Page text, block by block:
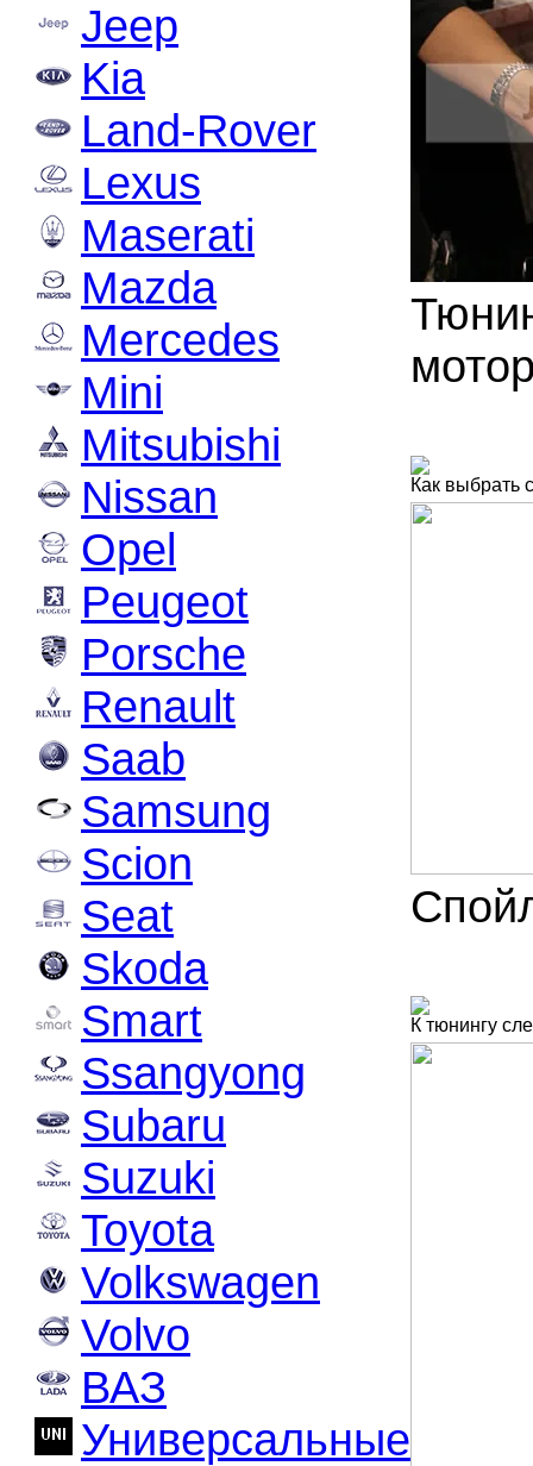
Jeep
Kia
Land-Rover
Lexus
Maserati
Mazda
Mercedes
Mini
Mitsubishi
Nissan
Opel
Peugeot
Porsche
Renault
Saab
Samsung
Scion
Seat
Skoda
Smart
Ssangyong
Subaru
Suzuki
Toyota
Volkswagen
Volvo
ВАЗ
Универсальные
Как выбрать
К тюнингу